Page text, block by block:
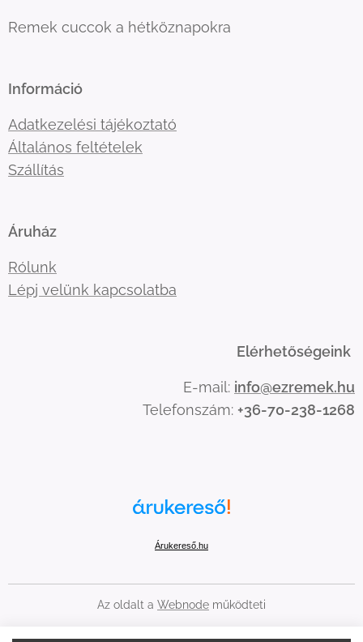
Remek cuccok a hétköznapokra
Információ
Adatkezelési tájékoztató
Általános feltételek
Szállítás
Áruház
Rólunk
Lépj velünk kapcsolatba
Elérhetőségeink
E-mail: info@ezremek.hu
Telefonszám: +36-70-238-1268
Árukereső.hu
Az oldalt a Webnode működteti